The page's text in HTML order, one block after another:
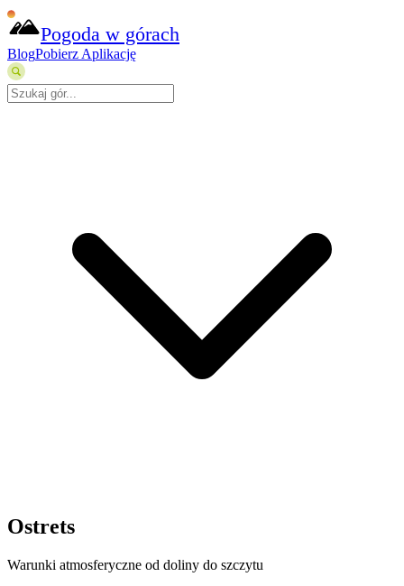
Pogoda w górach
BlogPobierz Aplikację
Ostrets
Warunki atmosferyczne od doliny do szczytu